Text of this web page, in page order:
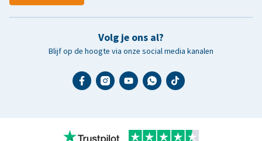
Volg je ons al?
Blijf op de hoogte via onze social media kanalen